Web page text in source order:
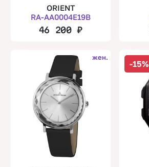
ORIENT
RA-AA0004E19B
46 200₽
жен.
-15%